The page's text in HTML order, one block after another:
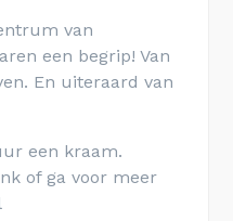
van
een begrip! Van
En uiteraard van
een kraam.
of ga voor meer